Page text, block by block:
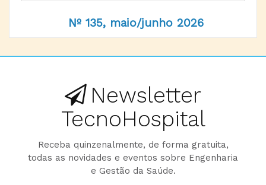
Nº 135, maio/junho 2026
Newsletter
TecnoHospital
Receba quinzenalmente, de forma gratuita,
todas as novidades e eventos sobre Engenharia
e Gestão da Saúde.